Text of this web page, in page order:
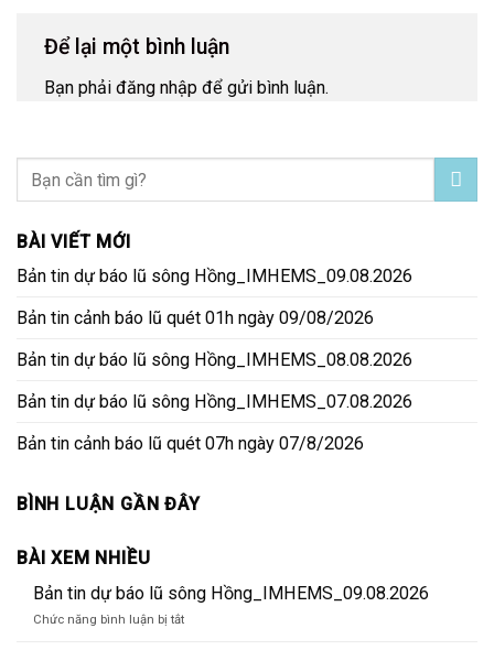
Để lại một bình luận
Bạn phải đăng nhập để gửi bình luận.
BÀI VIẾT MỚI
Bản tin dự báo lũ sông Hồng_IMHEMS_09.08.2026
Bản tin cảnh báo lũ quét 01h ngày 09/08/2026
Bản tin dự báo lũ sông Hồng_IMHEMS_08.08.2026
Bản tin dự báo lũ sông Hồng_IMHEMS_07.08.2026
Bản tin cảnh báo lũ quét 07h ngày 07/8/2026
BÌNH LUẬN GẦN ĐÂY
BÀI XEM NHIỀU
Bản tin dự báo lũ sông Hồng_IMHEMS_09.08.2026
Chức năng bình luận bị tắtở